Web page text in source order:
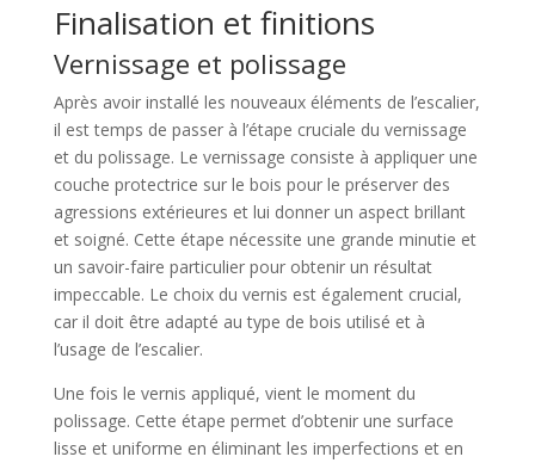
Finalisation et finitions
Vernissage et polissage
Après avoir installé les nouveaux éléments de l’escalier,
il est temps de passer à l’étape cruciale du vernissage
et du polissage. Le vernissage consiste à appliquer une
couche protectrice sur le bois pour le préserver des
agressions extérieures et lui donner un aspect brillant
et soigné. Cette étape nécessite une grande minutie et
un savoir-faire particulier pour obtenir un résultat
impeccable. Le choix du vernis est également crucial,
car il doit être adapté au type de bois utilisé et à
l’usage de l’escalier.
Une fois le vernis appliqué, vient le moment du
polissage. Cette étape permet d’obtenir une surface
lisse et uniforme en éliminant les imperfections et en